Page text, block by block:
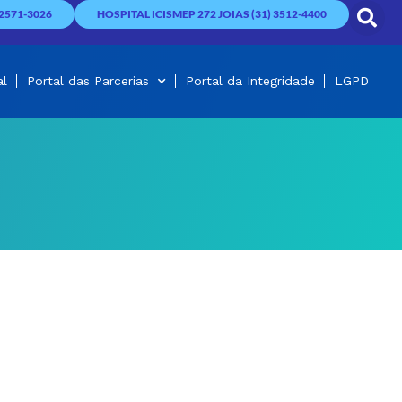
3026 HOSPITAL ICISMEP 272 JOIAS (31) 3512-4400
Portal das Parcerias Portal da Integridade LGPD